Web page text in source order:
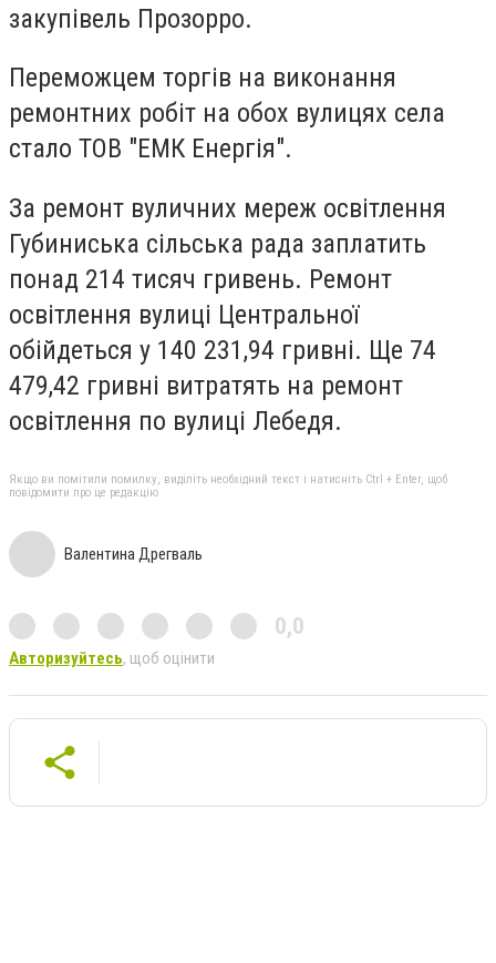
закупівель Прозорро.
Переможцем торгів на виконання
ремонтних робіт на обох вулицях села
стало ТОВ "ЕМК Енергія".
За ремонт вуличних мереж освітлення
Губиниська сільська рада заплатить
понад 214 тисяч гривень. Ремонт
освітлення вулиці Центральної
обійдеться у 140 231,94 гривні. Ще 74
479,42 гривні витратять на ремонт
освітлення по вулиці Лебедя.
Якщо ви помітили помилку, виділіть необхідний текст і натисніть Ctrl + Enter, щоб
повідомити про це редакцію
Валентина Дрегваль
0,0
Авторизуйтесь, щоб оцінити